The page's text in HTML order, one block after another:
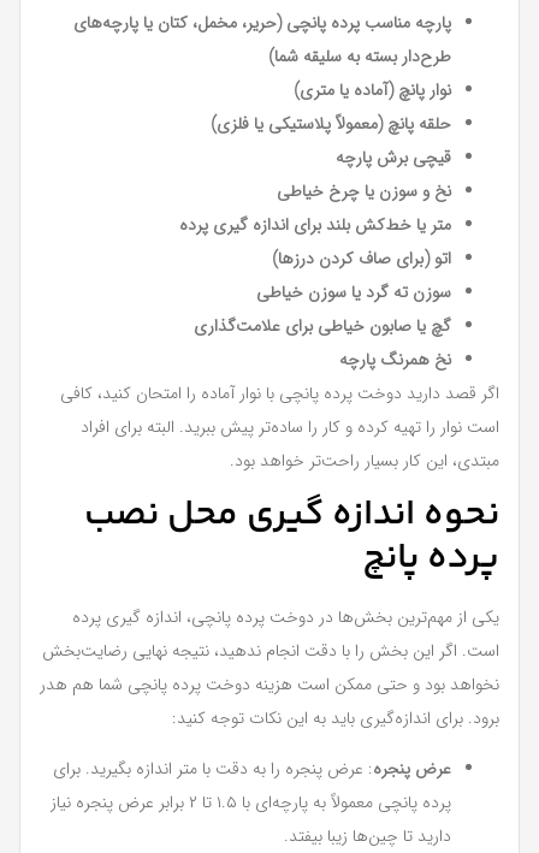
پارچه مناسب پرده پانچی (حریر، مخمل، کتان یا پارچه‌های
طرح‌دار بسته به سلیقه شما)
نوار پانچ (آماده یا متری)
حلقه پانچ (معمولاً پلاستیکی یا فلزی)
قیچی برش پارچه
نخ و سوزن یا چرخ خیاطی
متر یا خط‌کش بلند برای اندازه گیری پرده
اتو (برای صاف کردن درزها)
سوزن ته گرد یا سوزن خیاطی
گچ یا صابون خیاطی برای علامت‌گذاری
نخ همرنگ پارچه
اگر قصد دارید دوخت پرده پانچی با نوار آماده را امتحان کنید، کافی
است نوار را تهیه کرده و کار را ساده‌تر پیش ببرید. البته برای افراد
مبتدی، این کار بسیار راحت‌تر خواهد بود.
نحوه اندازه گیری محل نصب
پرده پانچ
یکی از مهم‌ترین بخش‌ها در دوخت پرده پانچی، اندازه گیری پرده
است. اگر این بخش را با دقت انجام ندهید، نتیجه نهایی رضایت‌بخش
نخواهد بود و حتی ممکن است هزینه دوخت پرده پانچی شما هم هدر
برود. برای اندازه‌گیری باید به این نکات توجه کنید:
عرض پنجره: عرض پنجره را به دقت با متر اندازه بگیرید. برای
پرده پانچی معمولاً به پارچه‌ای با ۱.۵ تا ۲ برابر عرض پنجره نیاز
دارید تا چین‌ها زیبا بیفتد.